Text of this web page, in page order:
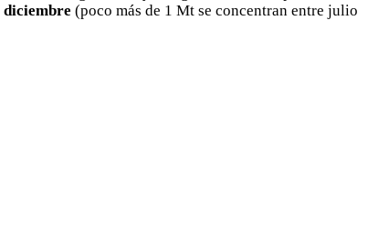
diciembre (poco más de 1 Mt se concentran entre julio